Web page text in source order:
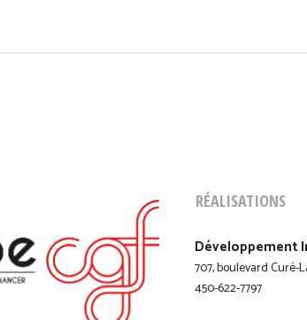
RÉALISATIONS
Développement
707, boulevard Curé-
450-622-7797